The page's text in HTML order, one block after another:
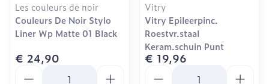
Les couleurs de noir
Couleurs De Noir Stylo
Liner Wp Matte 01 Black
€ 24,90
Vitry
Vitry Epileerpinc.
Roestvr.staal
Keram.schuin Punt
€ 19,96